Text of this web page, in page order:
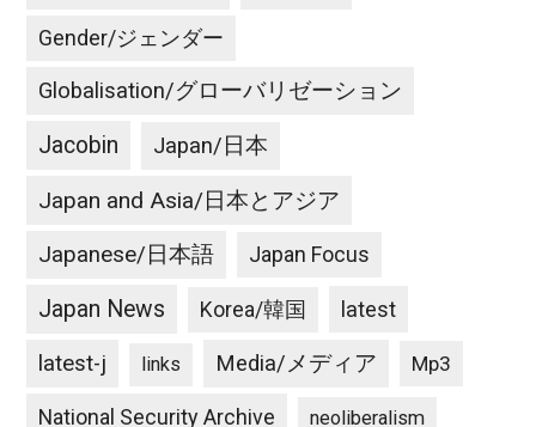
Gender/ジェンダー
Globalisation/グローバリゼーション
Jacobin Japan/日本
Japan and Asia/日本とアジア
Japanese/日本語 Japan Focus
Japan News Korea/韓国 latest
latest-j links Media/メディア Mp3
National Security Archive neoliberalism